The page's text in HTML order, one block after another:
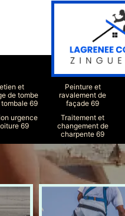
et
de tombe
69
Peinture et
ravalement de
façade 69
urgence
69
Traitement et
changement de
charpente 69